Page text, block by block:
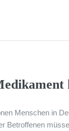
Menschen in
Betroffenen